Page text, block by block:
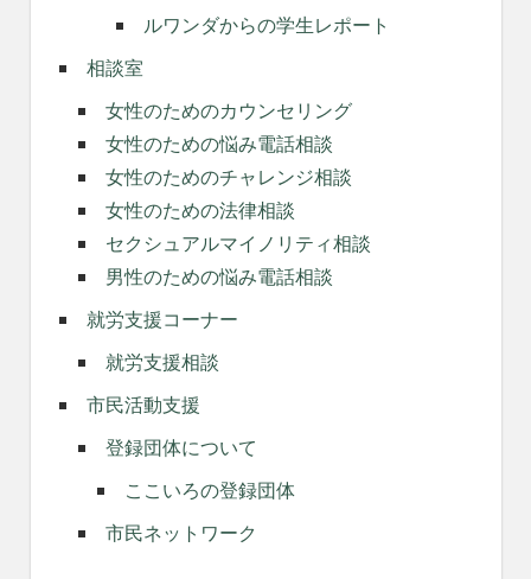
ルワンダからの学生レポート
相談室
女性のためのカウンセリング
女性のための悩み電話相談
女性のためのチャレンジ相談
女性のための法律相談
セクシュアルマイノリティ相談
男性のための悩み電話相談
就労支援コーナー
就労支援相談
市民活動支援
登録団体について
ここいろの登録団体
市民ネットワーク